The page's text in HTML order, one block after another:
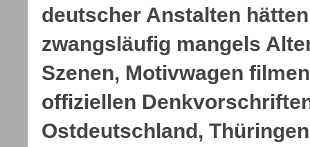
deutscher Anstalten
zwangsläufig mangels
Szenen, Motivwagen
offiziellen
Ostdeutschland,